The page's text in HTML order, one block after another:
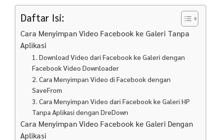
Daftar Isi:
Cara Menyimpan Video Facebook ke Galeri Tanpa
Aplikasi
1. Download Video dari Facebook ke Galeri dengan
Facebook Video Downloader
2. Cara Menyimpan Video di Facebook dengan
SaveFrom
3. Cara Menyimpan Video dari Facebook ke Galeri HP
Tanpa Aplikasi dengan DreDown
Cara Menyimpan Video Facebook ke Galeri Dengan
Aplikasi